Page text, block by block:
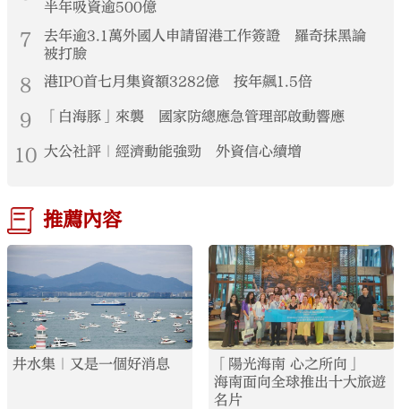
半年吸資逾500億
7
去年逾3.1萬外國人申請留港工作簽證 羅奇抹黑論
被打臉
8 港IPO首七月集資額3282億 按年飆1.5倍
9 「白海豚」來襲 國家防總應急管理部啟動響應
10 大公社評｜經濟動能強勁 外資信心續增
推薦內容
井水集｜又是一個好消息
「陽光海南 心之所向」
海南面向全球推出十大旅遊
名片